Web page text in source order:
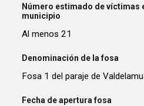
Número estimado de víctimas
municipio
Al menos 21
Denominación de la fosa
Fosa 1 del paraje de
Fecha de apertura fosa